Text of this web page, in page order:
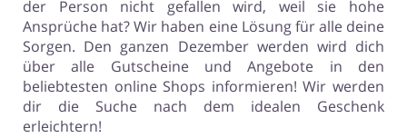
der Person nicht gefallen wird, weil sie hohe
Ansprüche hat? Wir haben eine Lösung für alle deine
Sorgen. Den ganzen Dezember werden wird dich
über alle Gutscheine und Angebote in den
beliebtesten online Shops informieren! Wir werden
dir die Suche nach dem idealen Geschenk
erleichtern!